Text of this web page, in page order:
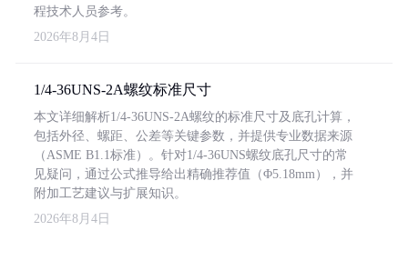
程技术人员参考。
2026年8月4日
1/4-36UNS-2A螺纹标准尺寸
本文详细解析1/4-36UNS-2A螺纹的标准尺寸及底孔计算，
包括外径、螺距、公差等关键参数，并提供专业数据来源
（ASME B1.1标准）。针对1/4-36UNS螺纹底孔尺寸的常
见疑问，通过公式推导给出精确推荐值（Φ5.18mm），并
附加工艺建议与扩展知识。
2026年8月4日